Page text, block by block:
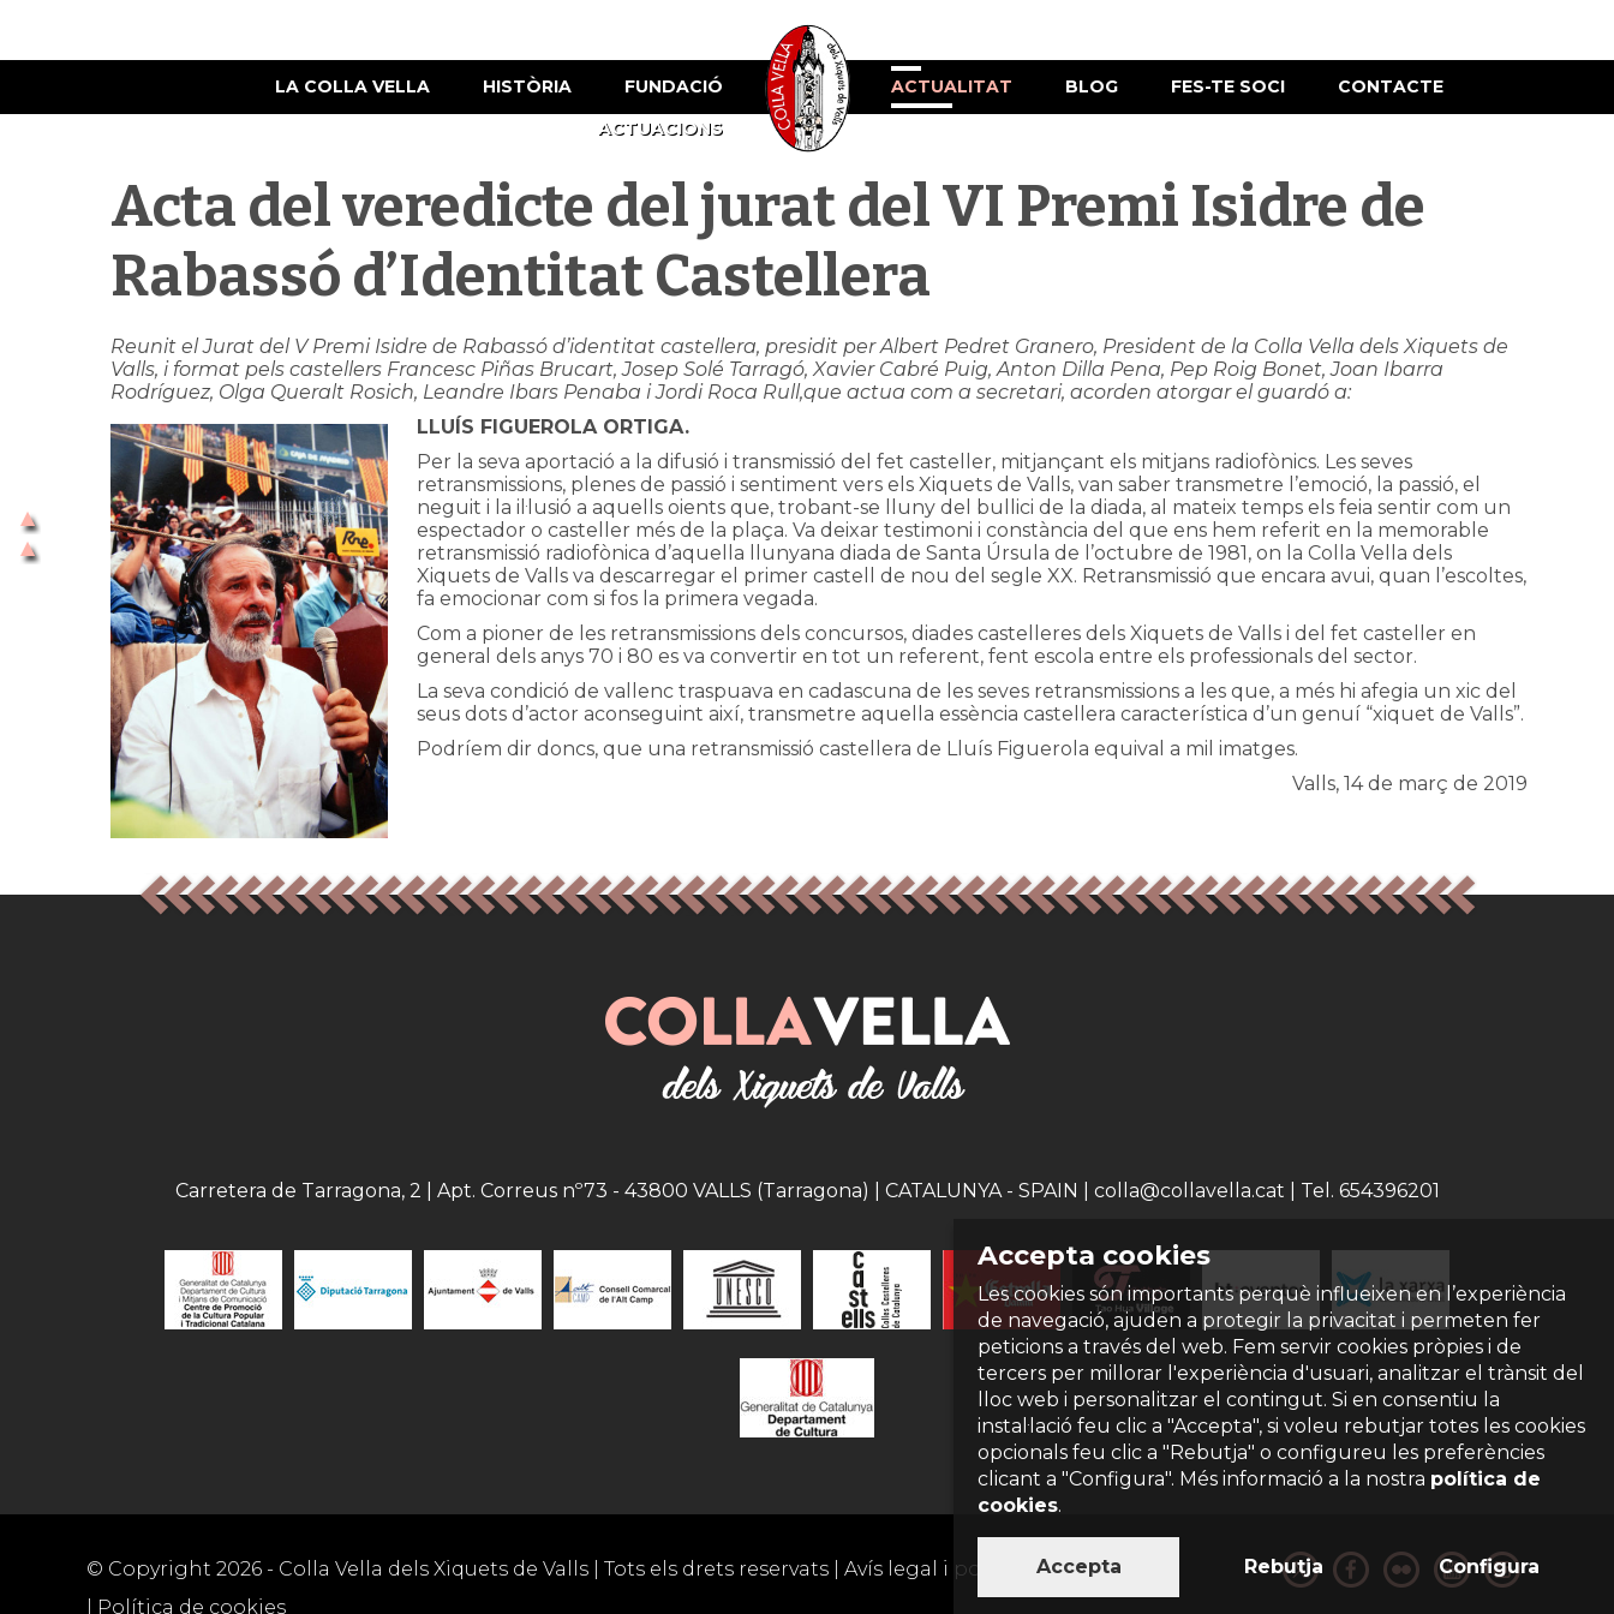
LA COLLA VELLA HISTÒRIA
FUNDACIÓ
ACTUACIONS
ACTUALITAT BLOG FES-TE SOCI CONTACTE
Acta del veredicte del jurat del VI Premi Isidre de
Rabassó d’Identitat Castellera
Reunit el Jurat del V Premi Isidre de Rabassó d’identitat castellera, presidit per Albert Pedret Granero, President de la Colla Vella dels Xiquets de
Valls, i format pels castellers Francesc Piñas Brucart, Josep Solé Tarragó, Xavier Cabré Puig, Anton Dilla Pena, Pep Roig Bonet, Joan Ibarra
Rodríguez, Olga Queralt Rosich, Leandre Ibars Penaba i Jordi Roca Rull,que actua com a secretari, acorden atorgar el guardó a:
LLUÍS FIGUEROLA ORTIGA.
Per la seva aportació a la difusió i transmissió del fet casteller, mitjançant els mitjans radiofònics. Les seves
retransmissions, plenes de passió i sentiment vers els Xiquets de Valls, van saber transmetre l’emoció, la passió, el
neguit i la il·lusió a aquells oients que, trobant-se lluny del bullici de la diada, al mateix temps els feia sentir com un
espectador o casteller més de la plaça. Va deixar testimoni i constància del que ens hem referit en la memorable
retransmissió radiofònica d’aquella llunyana diada de Santa Úrsula de l’octubre de 1981, on la Colla Vella dels
Xiquets de Valls va descarregar el primer castell de nou del segle XX. Retransmissió que encara avui, quan l’escoltes,
fa emocionar com si fos la primera vegada.
Com a pioner de les retransmissions dels concursos, diades castelleres dels Xiquets de Valls i del fet casteller en
general dels anys 70 i 80 es va convertir en tot un referent, fent escola entre els professionals del sector.
La seva condició de vallenc traspuava en cadascuna de les seves retransmissions a les que, a més hi afegia un xic del
seus dots d’actor aconseguint així, transmetre aquella essència castellera característica d’un genuí “xiquet de Valls”.
Podríem dir doncs, que una retransmissió castellera de Lluís Figuerola equival a mil imatges.
Valls, 14 de març de 2019
Accepta cookies
Les cookies són importants perquè influeixen en l’experiència
de navegació, ajuden a protegir la privacitat i permeten fer
peticions a través del web. Fem servir cookies pròpies i de
tercers per millorar l'experiència d'usuari, analitzar el trànsit del
lloc web i personalitzar el contingut. Si en consentiu la
instal·lació feu clic a "Accepta", si voleu rebutjar totes les cookies
opcionals feu clic a "Rebutja" o configureu les preferències
clicant a "Configura". Més informació a la nostra política de
cookies.
Accepta Rebutja Configura
Carretera de Tarragona, 2 | Apt. Correus nº73 - 43800 VALLS (Tarragona) | CATALUNYA - SPAIN | colla@collavella.cat | Tel. 654396201
© Copyright 2026 - Colla Vella dels Xiquets de Valls | Tots els drets reservats | Avís legal i política de privacitat
Política de cookies